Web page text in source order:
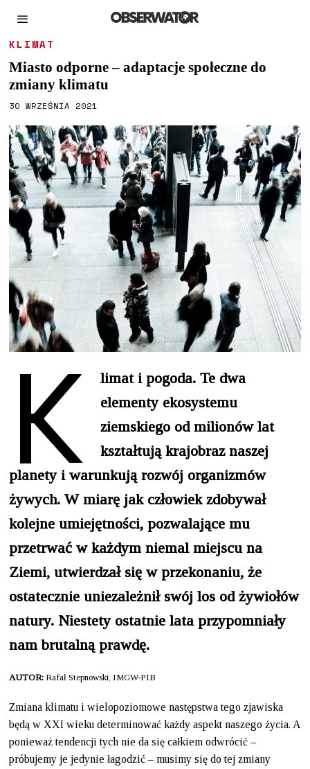
KLIMAT
Miasto odporne – adaptacje społeczne do
zmiany klimatu
30 WRZEŚNIA 2021
K
limat i pogoda. Te dwa
elementy ekosystemu
ziemskiego od milionów lat
kształtują krajobraz naszej
planety i warunkują rozwój organizmów
żywych. W miarę jak człowiek zdobywał
kolejne umiejętności, pozwalające mu
przetrwać w każdym niemal miejscu na
Ziemi, utwierdzał się w przekonaniu, że
ostatecznie uniezależnił swój los od żywiołów
natury. Niestety ostatnie lata przypomniały
nam brutalną prawdę.
AUTOR: Rafał Stepnowski, IMGW-PIB
Zmiana klimatu i wielopoziomowe następstwa tego zjawiska
będą w XXI wieku determinować każdy aspekt naszego życia. A
ponieważ tendencji tych nie da się całkiem odwrócić –
próbujemy je jedynie łagodzić – musimy się do tej zmiany